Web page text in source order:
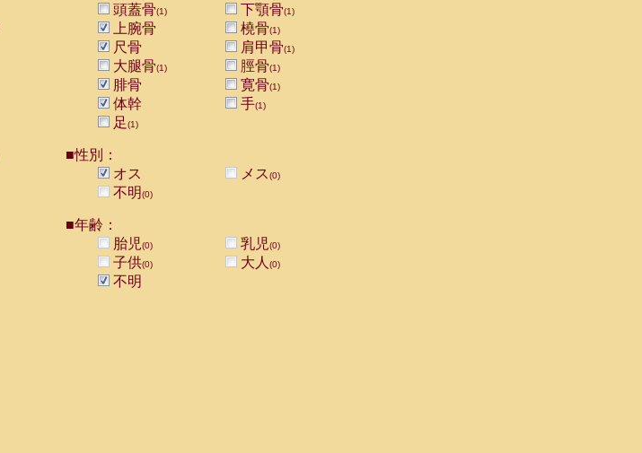
頭蓋骨(1) 下顎骨(1)
上腕骨 橈骨(1)
尺骨 肩甲骨(1)
大腿骨(1) 脛骨(1)
腓骨 寛骨(1)
体幹 手(1)
足(1)
■性別：
オス
メス(0)
不明(0)
■年齢：
胎児(0) 乳児(0)
子供(0) 大人 (0)
不明